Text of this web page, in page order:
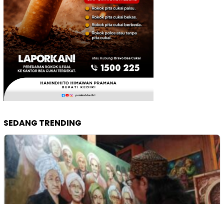
SEDANG TRENDING